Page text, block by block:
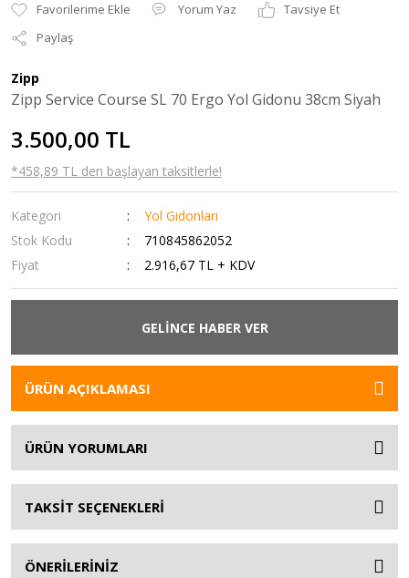
Yorum Yaz
Tavsiye Et
Paylaş
Zipp
Zipp Service Course SL 70 Ergo Yol Gidonu 38cm Siyah
3.500,00 TL
*458,89 TL den başlayan taksitlerle!
Kategori
Yol Gidonları
Stok Kodu
710845862052
Fiyat
2.916,67 TL + KDV
GELİNCE HABER VER
ÜRÜN AÇIKLAMASI
ÜRÜN YORUMLARI
TAKSİT SEÇENEKLERİ
ÖNERİLERİNİZ